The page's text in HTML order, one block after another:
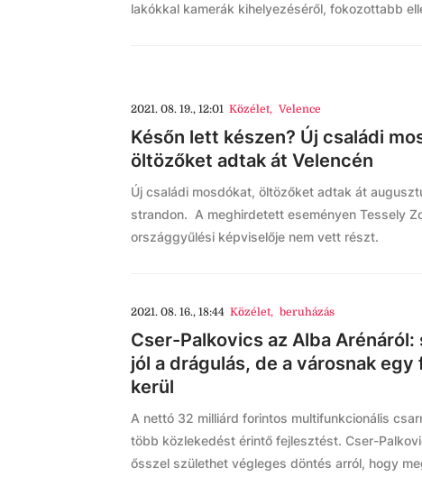
lakókkal kamerák kihelyezéséről, fokozottabb
2021. 08. 19., 12:01 Közélet, Velence
Későn lett készen? Új családi
öltözőket adtak át Velencén
Új családi mosdókat, öltözőket adtak át
strandon. A meghirdetett eseményen Tessely
országgyűlési képviselője nem vett részt.
2021. 08. 16., 18:44 Közélet, beruházás
Cser-Palkovics az Alba Arénáról:
jól a drágulás, de a városnak
kerül
A nettó 32 milliárd forintos multifunkcionális
több közlekedést érintő fejlesztést. Cser-
ősszel születhet végleges döntés arról, hogy